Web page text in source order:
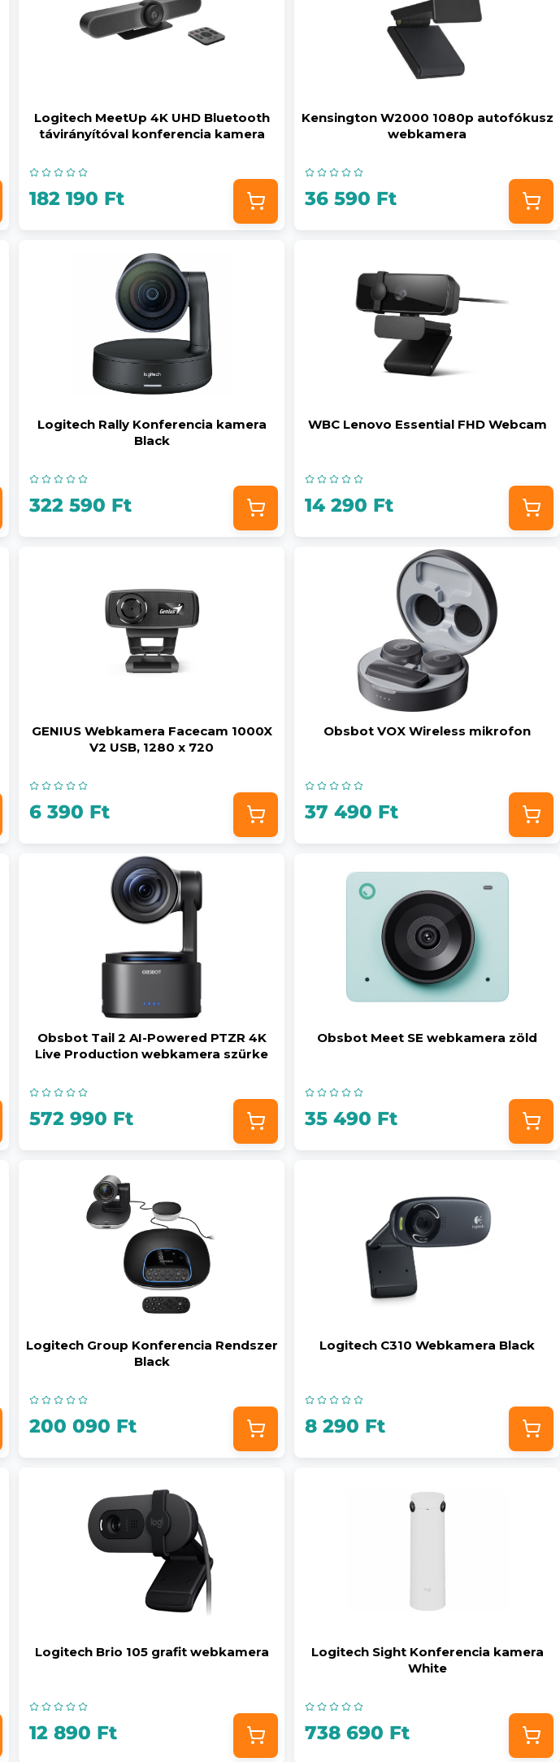
Logitech MeetUp 4K UHD Bluetooth
távirányítóval konferencia kamera
182 190 Ft
Kensington W2000 1080p autofókusz
webkamera
36 590 Ft
Logitech Rally Konferencia kamera
Black
322 590 Ft
WBC Lenovo Essential FHD Webcam
14 290 Ft
GENIUS Webkamera Facecam 1000X
V2 USB, 1280 x 720
6 390 Ft
Obsbot VOX Wireless mikrofon
37 490 Ft
Obsbot Tail 2 AI-Powered PTZR 4K
Live Production webkamera szürke
572 990 Ft
Obsbot Meet SE webkamera zöld
35 490 Ft
Logitech Group Konferencia Rendszer
Black
200 090 Ft
Logitech C310 Webkamera Black
8 290 Ft
Logitech Brio 105 grafit webkamera
12 890 Ft
Logitech Sight Konferencia kamera
White
738 690 Ft